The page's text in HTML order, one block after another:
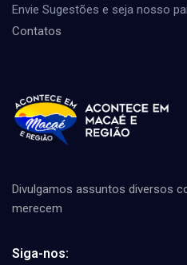
Envie Sugestões e seja nosso
Contatos
Divulgamos assuntos diversos
merecem
Siga-nos: